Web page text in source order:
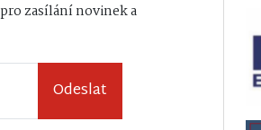
pro zasílání novinek a
Odeslat